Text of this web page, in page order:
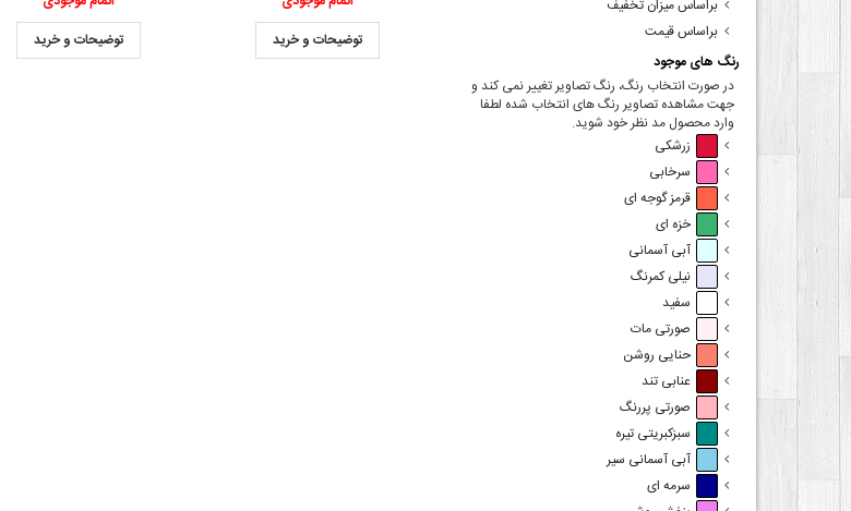
توضیحات و خرید
توضیحات و خرید
براساس میزان تخفیف
براساس قیمت
رنگ های موجود
در صورت انتخاب رنگ، رنگ تصاویر تغییر نمی کند و
جهت مشاهده تصاویر رنگ های انتخاب شده لطفا
وارد محصول مد نظر خود شوید.
زرشکی
سرخابی
قرمز گوجه ای
خزه ای
آبی آسمانی
نیلی کمرنگ
سفید
صورتی مات
حنایی روشن
عنابی تند
صورتی پررنگ
سبزکبریتی تیره
آبی آسمانی سیر
سرمه ای